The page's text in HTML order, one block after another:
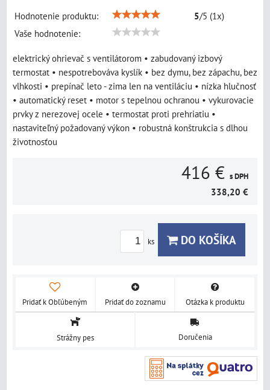
Hodnotenie produktu: 5/5 (1x)
Vaše hodnotenie:
elektrický ohrievač s ventilátorom • zabudovaný izbový
termostat • nespotrebováva kyslík • bez dymu, bez zápachu, bez
vlhkosti • prepínač leto - zima len na ventiláciu • nízka hlučnosť
• automatický reset • motor s tepelnou ochranou • vykurovacie
prvky z nerezovej ocele • termostat proti prehriatiu •
nastaviteľný požadovaný výkon • robustná konštrukcia s dlhou
životnosťou
416 € s DPH
338,20 €
ks DO KOŠÍKA
Pridať k Obľúbeným Pridať do zoznamu Otázka k produktu
Strážny pes Doručenia